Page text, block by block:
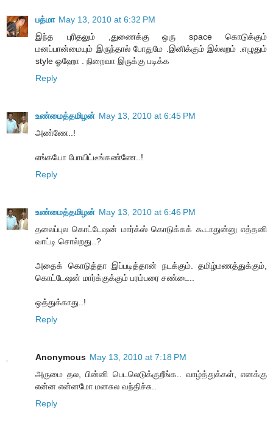
பத்மா May 13, 2010 at 6:32 PM
இந்த புரிதலும் ,துணைக்கு ஒரு space கொடுக்கும்
மனப்பான்மையும் இருந்தால் போதுமே .இனிக்கும் இல்லறம் .எழுதும்
style ஓஹோ . நிறைவா இருக்கு படிக்க
Reply
உண்மைத்தமிழன் May 13, 2010 at 6:45 PM
அண்ணே..!
எங்கயோ போயிட்டீங்கண்ணே..!
Reply
உண்மைத்தமிழன் May 13, 2010 at 6:46 PM
தலைப்புல கொட்டேஷன் மார்க்ஸ் கொடுக்கக் கூடாதுன்னு எத்தனி
வாட்டி சொல்றது..?
அதைக் கொடுத்தா இப்படித்தான் நடக்கும். தமிழ்மணத்துக்கும்,
கொட்டேஷன் மார்க்குக்கும் பரம்பரை சண்டை..
ஒத்துக்காது..!
Reply
Anonymous May 13, 2010 at 7:18 PM
அருமை தல, பின்னி பெடலெடுக்குறீங்க.. வாழ்த்துக்கள், எனக்கு
என்ன என்னமோ மனசுல வந்திச்சு..
Reply